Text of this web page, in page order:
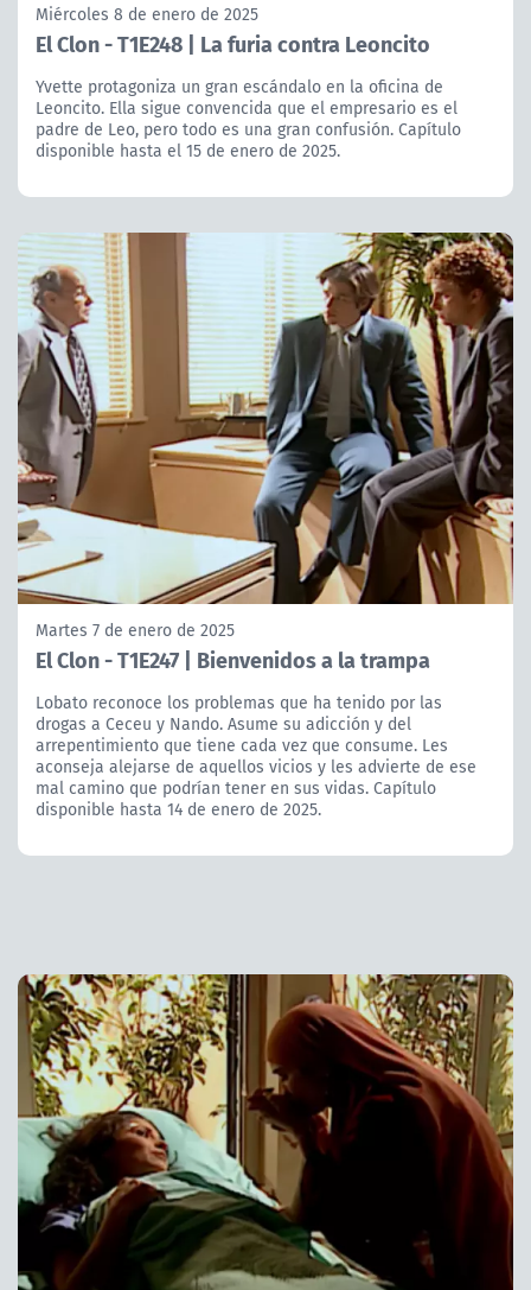
Miércoles 8 de enero de 2025
El Clon - T1E248 | La furia contra Leoncito
Yvette protagoniza un gran escándalo en la oficina de
Leoncito. Ella sigue convencida que el empresario es el
padre de Leo, pero todo es una gran confusión. Capítulo
disponible hasta el 15 de enero de 2025.
Martes 7 de enero de 2025
El Clon - T1E247 | Bienvenidos a la trampa
Lobato reconoce los problemas que ha tenido por las
drogas a Ceceu y Nando. Asume su adicción y del
arrepentimiento que tiene cada vez que consume. Les
aconseja alejarse de aquellos vicios y les advierte de ese
mal camino que podrían tener en sus vidas. Capítulo
disponible hasta 14 de enero de 2025.